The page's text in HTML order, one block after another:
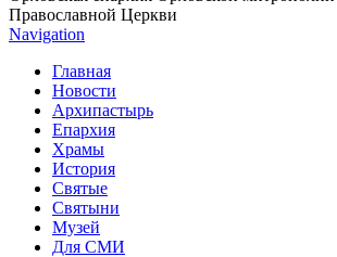
Православной Церкви
Navigation
Главная
Новости
Архипастырь
Епархия
Храмы
История
Святые
Святыни
Музей
Для СМИ